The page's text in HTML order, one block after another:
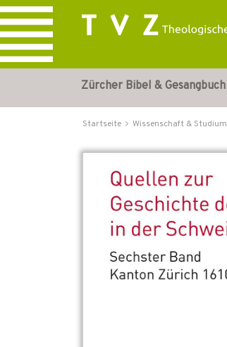
Zürcher Bibel & Gesangbuch
Startseite Wissenschaft & Studium